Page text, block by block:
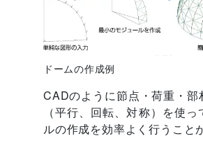
ドームの作成例
CADのように節点・荷重・部
（平行、回転、対称）を使
ルの作成を効率よく行うこと